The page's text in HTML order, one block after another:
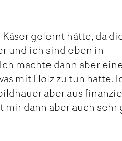
gelernt hätte, da
und ich sind eben in
machte dann aber
mit Holz zu tun hatte.
aber aus
dann aber auch sehr